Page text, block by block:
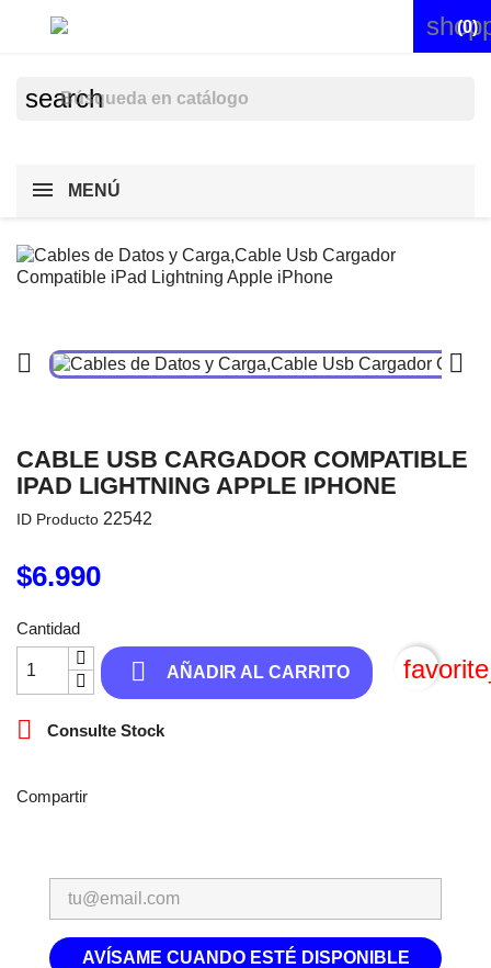
(0)
search
MENÚ
 
CABLE USB CARGADOR COMPATIBLE
IPAD LIGHTNING APPLE IPHONE
ID Producto 22542
$6.990
Cantidad
 AÑADIR AL CARRITO
 Consulte Stock
Compartir
AVÍSAME CUANDO ESTÉ DISPONIBLE